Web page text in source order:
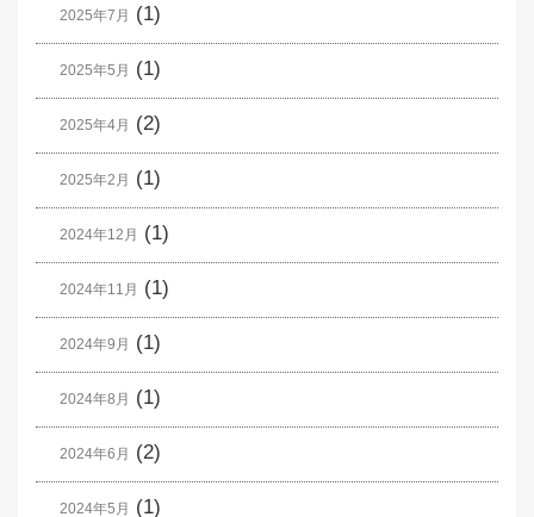
2025年7月 (1)
2025年5月 (1)
2025年4月 (2)
2025年2月 (1)
2024年12月 (1)
2024年11月 (1)
2024年9月 (1)
2024年8月 (1)
2024年6月 (2)
2024年5月 (1)